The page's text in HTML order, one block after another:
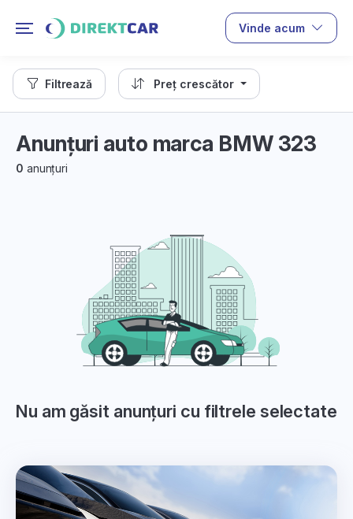
Vinde acum
Filtrează Preț crescător
Anunțuri auto marca BMW 323
0 anunțuri
Nu am găsit anunțuri cu filtrele selectate